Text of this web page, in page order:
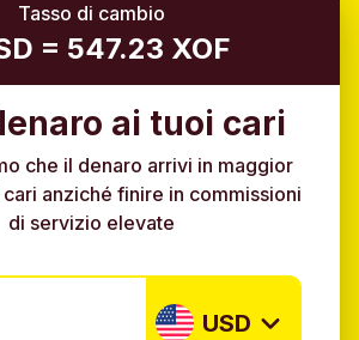
Tasso di cambio
= 547.23 XOF
ai tuoi cari
che il denaro arrivi in maggior
anziché finire in commissioni
di servizio elevate
USD